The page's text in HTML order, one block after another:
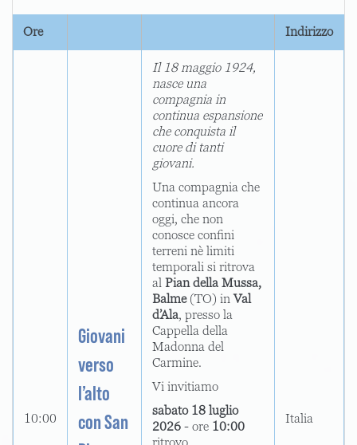
Ore Indirizzo
10:00
Giovani
verso
l’alto
con San
Il 18 maggio 1924,
nasce una
compagnia in
continua espansione
che conquista il
cuore di tanti
giovani.
Una compagnia che
continua ancora
oggi, che non
conosce confini
terreni nè limiti
temporali si ritrova
al Pian della Mussa,
Balme(TO) inVal
d’Ala, presso la
Cappella della
Madonna del
Carmine.
Vi invitiamo
sabato 18 luglio
2026- ore 10:00
Italia